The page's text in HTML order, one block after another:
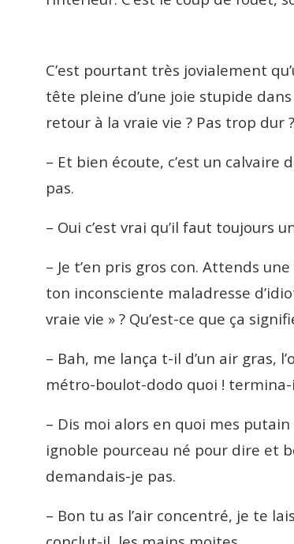
C’est pourtant très jovialement
tête pleine d’une joie stupide
retour à la vraie vie ? Pas trop dur
– Et bien écoute, c’est un
pas.
– Oui c’est vrai qu’il faut toujours
– Je t’en pris gros con. Attends
ton inconsciente maladresse
vraie vie » ? Qu’est-ce que ça
– Bah, me lança t-il d’un air gras,
métro-boulot-dodo quoi ! termina-
– Dis moi alors en quoi mes
ignoble pourceau né pour dire et
demandais-je pas.
– Bon tu as l’air concentré, je te